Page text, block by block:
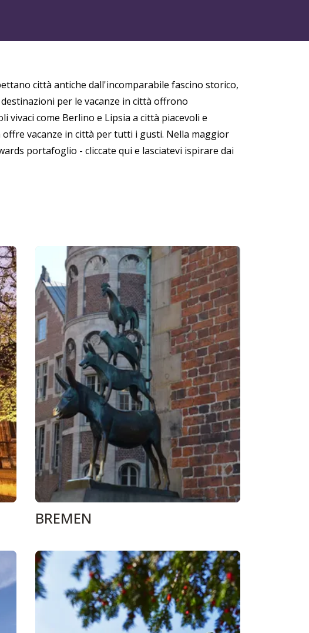
città antiche dall'incomparabile fascino storico,
per le vacanze in città offrono
come Berlino e Lipsia a città piacevoli e
offre vacanze in città per tutti i gusti. Nella maggior
portafoglio - cliccate qui e lasciatevi ispirare dai
BREMEN